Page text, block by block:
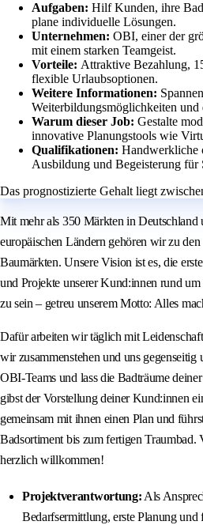
Aufgaben: Hilf Kunden, ihre
plane individuelle Lösungen.
Unternehmen: OBI, einer der
mit einem starken Teamgeist.
Vorteile: Attraktive Bezahlung,
flexible Urlaubsoptionen.
Weitere Informationen:
Weiterbildungsmöglichkeiten
Warum dieser Job: Gestalte
innovative Planungstools wie
Qualifikationen: Handwerkliche
Ausbildung und Begeisterung für
Das prognostizierte Gehalt liegt
Mit mehr als 350 Märkten in Deutschland
europäischen Ländern gehören wir zu
Baumärkten. Unsere Vision ist es, die
und Projekte unserer Kund:innen rund
zu sein – getreu unserem Motto: Alles
Dafür arbeiten wir täglich mit
wir zusammenstehen und uns gegenseitig
OBI-Teams und lass die Badträume
gibst der Vorstellung deiner Kund:innen
gemeinsam mit ihnen einen Plan und
Badsortiment bis zum fertigen Traumbad.
herzlich willkommen!
Projektverantwortung: Als
Bedarfsermittlung, erste Planung und